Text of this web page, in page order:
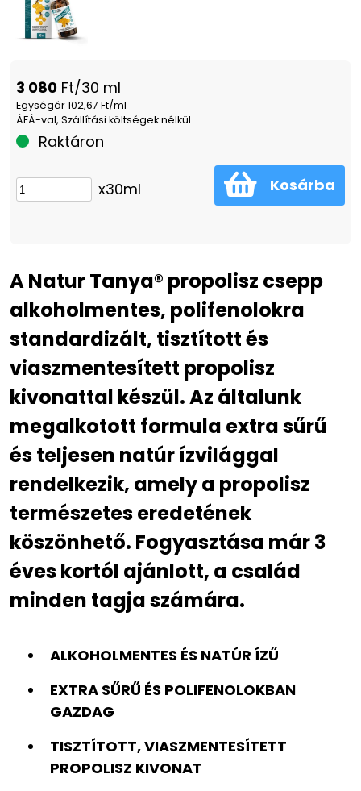
3 080 Ft/30 ml
Egységár 102,67 Ft/ml
ÁFÁ-val, Szállítási költségek nélkül
Raktáron
x30ml Kosárba
A Natur Tanya® propolisz csepp
alkoholmentes, polifenolokra
standardizált, tisztított és
viaszmentesített propolisz
kivonattal készül. Az általunk
megalkotott formula extra sűrű
és teljesen natúr ízvilággal
rendelkezik, amely a propolisz
természetes eredetének
köszönhető. Fogyasztása már 3
éves kortól ajánlott, a család
minden tagja számára.
ALKOHOLMENTES ÉS NATÚR ÍZŰ
EXTRA SŰRŰ ÉS POLIFENOLOKBAN
GAZDAG
TISZTÍTOTT, VIASZMENTESÍTETT
PROPOLISZ KIVONAT